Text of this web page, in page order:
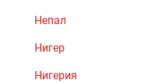
Непал
Нигер
Нигерия